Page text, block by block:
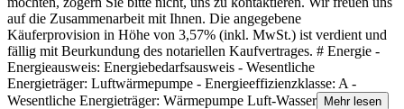
auf die Zusammenarbeit mit Ihnen. Die angegebene
Käuferprovision in Höhe von 3,57% (inkl. MwSt.) ist verdient und
fällig mit Beurkundung des notariellen Kaufvertrages. # Energie -
Energieausweis: Energiebedarfsausweis - Wesentliche
Energieträger: Luftwärmepumpe - Energieeffizienzklasse: A -
Wesentliche Energieträger: Wärmepumpe Luft-Wasser Mehr lesen